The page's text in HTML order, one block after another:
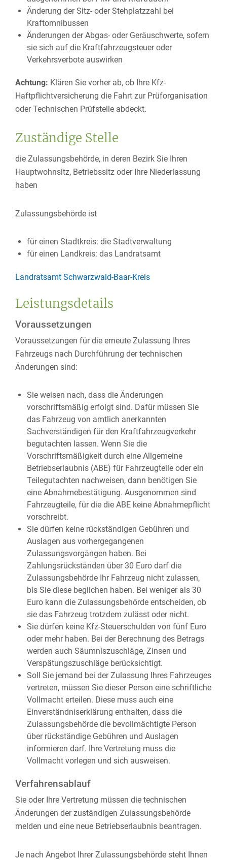
Änderung der Sitz- oder Stehplatzzahl bei
Kraftomnibussen
Änderungen der Abgas- oder Geräuschwerte, sofern
sie sich auf die Kraftfahrzeugsteuer oder
Verkehrsverbote auswirken
Achtung: Klären Sie vorher ab, ob Ihre Kfz-
Haftpflichtversicherung die Fahrt zur Prüforganisation
oder Technischen Prüfstelle abdeckt.
Zuständige Stelle
die Zulassungsbehörde, in deren Bezirk Sie Ihren
Hauptwohnsitz, Betriebssitz oder Ihre Niederlassung
haben
Zulassungsbehörde ist
für einen Stadtkreis: die Stadtverwaltung
für einen Landkreis: das Landratsamt
Landratsamt Schwarzwald-Baar-Kreis
Leistungsdetails
Voraussetzungen
Voraussetzungen für die erneute Zulassung Ihres
Fahrzeugs nach Durchführung der technischen
Änderungen sind:
Sie weisen nach, dass die Änderungen
vorschriftsmäßig erfolgt sind. Dafür müssen Sie
das Fahrzeug von amtlich anerkannten
Sachverständigen für den Kraftfahrzeugverkehr
begutachten lassen. Wenn Sie die
Vorschriftsmäßigkeit durch eine Allgemeine
Betriebserlaubnis (ABE) für Fahrzeugteile oder ein
Teilegutachten nachweisen, dann benötigen Sie
eine Abnahmebestätigung. Ausgenommen sind
Fahrzeugteile, für die die ABE keine Abnahmepflicht
vorschreibt.
Sie dürfen keine rückständigen Gebühren und
Auslagen aus vorhergegangenen
Zulassungsvorgängen haben. Bei
Zahlungsrückständen über 30 Euro darf die
Zulassungsbehörde Ihr Fahrzeug nicht zulassen,
bis Sie diese beglichen haben. Bei weniger als 30
Euro kann die Zulassungsbehörde entscheiden, ob
sie das Fahrzeug trotzdem zulässt oder nicht.
Sie dürfen keine Kfz-Steuerschulden von fünf Euro
oder mehr haben. Bei der Berechnung des Betrags
werden auch Säumniszuschläge, Zinsen und
Verspätungszuschläge berücksichtigt.
Soll Sie jemand bei der Zulassung Ihres Fahrzeuges
vertreten, müssen Sie dieser Person eine schriftliche
Vollmacht erteilen. Diese muss auch eine
Einverständniserklärung enthalten, dass die
Zulassungsbehörde die bevollmächtigte Person
über rückständige Gebühren und Auslagen
informieren darf. Ihre Vertretung muss die
Vollmacht vorlegen und sich ausweisen.
Verfahrensablauf
Sie oder Ihre Vertretung müssen die technischen
Änderungen der zuständigen Zulassungsbehörde
melden und eine neue Betriebserlaubnis beantragen.
Je nach Angebot Ihrer Zulassungsbehörde steht Ihnen